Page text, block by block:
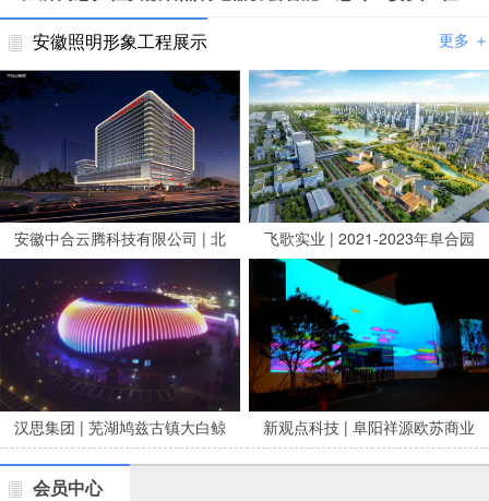
安徽照明形象工程展示
更多 ＋
安徽中合云腾科技有限公司 | 北
京安贞医院安徽医院亮化项目
飞歌实业 | 2021-2023年阜合园
区市政养修服务项目
汉思集团 | 芜湖鸠兹古镇大白鲸
新观点科技 | 阜阳祥源欧苏商业
会员中心